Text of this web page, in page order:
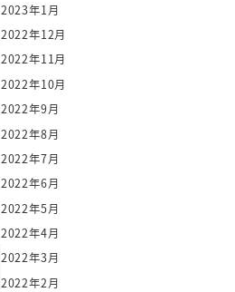
2023年1月
2022年12月
2022年11月
2022年10月
2022年9月
2022年8月
2022年7月
2022年6月
2022年5月
2022年4月
2022年3月
2022年2月